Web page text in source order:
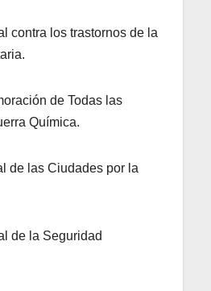
contra los trastornos de la
de Todas las
Química.
de las Ciudades por la
de la Seguridad